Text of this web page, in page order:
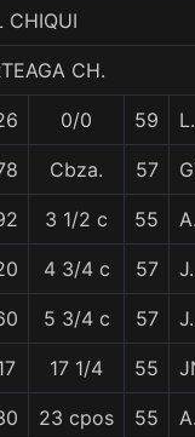
CHIQUI
CH.
0/0 59
Cbza. 57
3 1/2 c 55
4 3/4 c 57
5 3/4 c 57
17 1/4 55
23 cpos 55